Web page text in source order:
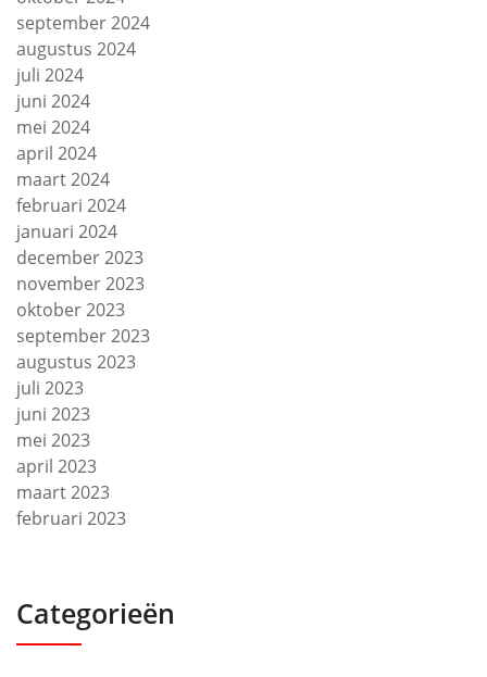
september 2024
augustus 2024
juli 2024
juni 2024
mei 2024
april 2024
maart 2024
februari 2024
januari 2024
december 2023
november 2023
oktober 2023
september 2023
augustus 2023
juli 2023
juni 2023
mei 2023
april 2023
maart 2023
februari 2023
Categorieën